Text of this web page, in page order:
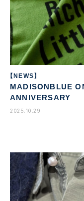
【NEWS】
MADISONBLUE
ANNIVERSARY
2025.10.29